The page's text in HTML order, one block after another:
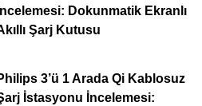
İncelemesi: Dokunmatik Ekranlı
Şarj Kutusu
3’ü 1 Arada Qi Kablosuz
İstasyonu İncelemesi: